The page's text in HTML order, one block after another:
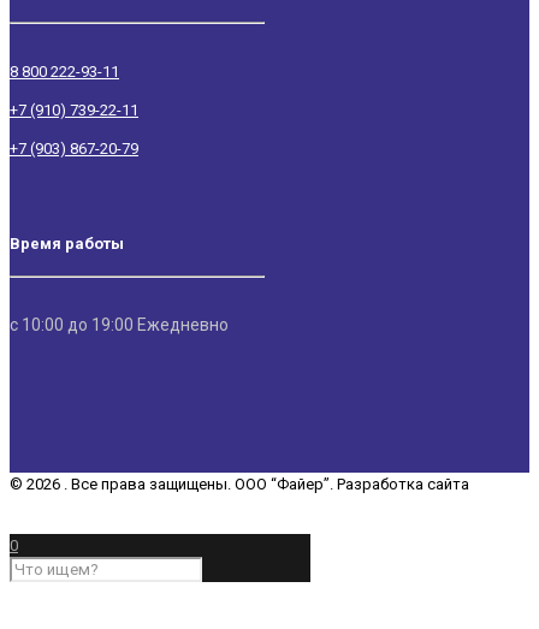
8 800 222-93-11
+7 (910) 739-22-11
+7 (903) 867-20-79
Время работы
с 10:00 до 19:00 Ежедневно
© 2026 . Все права защищены. ООО “Файер”. Разработка сайта
0